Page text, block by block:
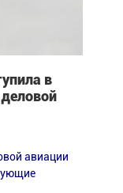
в
авиации